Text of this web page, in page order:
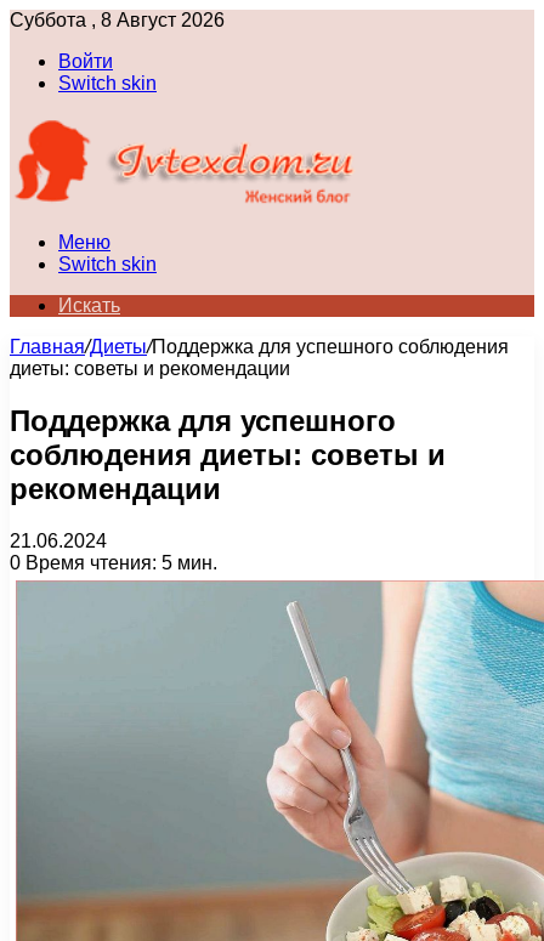
Суббота , 8 Август 2026
Войти
Switch skin
Меню
Switch skin
Искать
Главная/Диеты/Поддержка для успешного соблюдения
диеты: советы и рекомендации
Поддержка для успешного
соблюдения диеты: советы и
рекомендации
21.06.2024
0 Время чтения: 5 мин.